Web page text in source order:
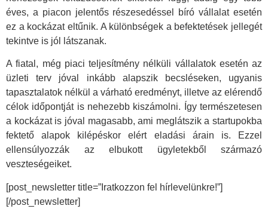
éves, a piacon jelentős részesedéssel bíró vállalat esetén
ez a kockázat eltűnik. A különbségek a befektetések jellegét
tekintve is jól látszanak.
A fiatal, még piaci teljesítmény nélküli vállalatok esetén az
üzleti terv jóval inkább alapszik becsléseken, ugyanis
tapasztalatok nélkül a várható eredményt, illetve az elérendő
célok időpontját is nehezebb kiszámolni. Így természetesen
a kockázat is jóval magasabb, ami meglátszik a startupokba
fektető alapok kilépéskor elért eladási árain is. Ezzel
ellensúlyozzák az elbukott ügyletekből származó
veszteségeiket.
[post_newsletter title=”Iratkozzon fel hírlevelünkre!”]
[/post_newsletter]